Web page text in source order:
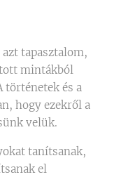
tapasztalom,
mintákból
történetek és a
hogy ezekről a
velük.
tanítsanak,
el